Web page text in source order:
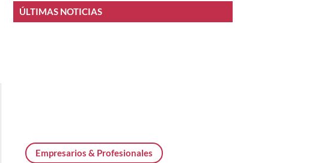
ÚLTIMAS NOTICIAS
Empresarios & Profesionales